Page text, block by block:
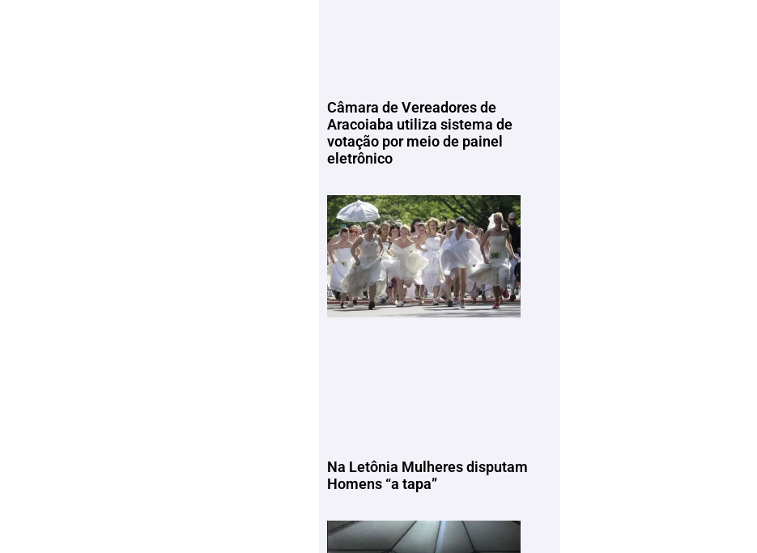
Câmara de Vereadores de
Aracoiaba utiliza sistema de
votação por meio de painel
eletrônico
Na Letônia Mulheres disputam
Homens “a tapa”